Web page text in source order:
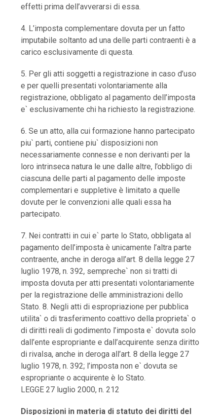
effetti prima dell’avverarsi di essa.
4. L’imposta complementare dovuta per un fatto
imputabile soltanto ad una delle parti contraenti è a
carico esclusivamente di questa.
5. Per gli atti soggetti a registrazione in caso d’uso
e per quelli presentati volontariamente alla
registrazione, obbligato al pagamento dell’imposta
e` esclusivamente chi ha richiesto la registrazione.
6. Se un atto, alla cui formazione hanno partecipato
piu` parti, contiene piu` disposizioni non
necessariamente connesse e non derivanti per la
loro intrinseca natura le une dalle altre, l’obbligo di
ciascuna delle parti al pagamento delle imposte
complementari e suppletive è limitato a quelle
dovute per le convenzioni alle quali essa ha
partecipato.
7. Nei contratti in cui e` parte lo Stato, obbligata al
pagamento dell’imposta è unicamente l’altra parte
contraente, anche in deroga all’art. 8 della legge 27
luglio 1978, n. 392, sempreche` non si tratti di
imposta dovuta per atti presentati volontariamente
per la registrazione delle amministrazioni dello
Stato. 8. Negli atti di espropriazione per pubblica
utilita` o di trasferimento coattivo della proprieta` o
di diritti reali di godimento l’imposta e` dovuta solo
dall’ente espropriante e dall’acquirente senza diritto
di rivalsa, anche in deroga all’art. 8 della legge 27
luglio 1978, n. 392; l’imposta non e` dovuta se
espropriante o acquirente è lo Stato.
LEGGE 27 luglio 2000, n. 212
Disposizioni in materia di statuto dei diritti del